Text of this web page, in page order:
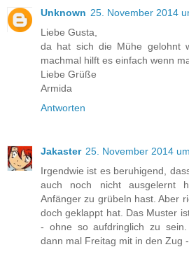
Unknown 25. November 2014
Liebe Gusta,
da hat sich die Mühe gelohnt
machmal hilft es einfach wenn
Liebe Grüße
Armida
Antworten
Jakaster 25. November 2014
Irgendwie ist es beruhigend,
auch noch nicht ausgelernt
Anfänger zu grübeln hast. Aber
doch geklappt hat. Das Muster
- ohne so aufdringlich zu
dann mal Freitag mit in den Zug